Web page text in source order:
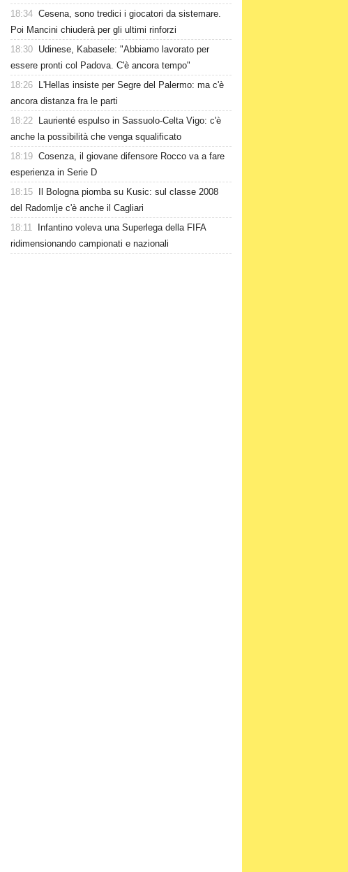
18:34 Cesena, sono tredici i giocatori da sistemare.
Poi Mancini chiuderà per gli ultimi rinforzi
18:30 Udinese, Kabasele: "Abbiamo lavorato per
essere pronti col Padova. C'è ancora tempo"
18:26
L'Hellas insiste per Segre del Palermo: ma c'è
ancora distanza fra le parti
18:22
Laurienté espulso in Sassuolo-Celta Vigo: c'è
anche la possibilità che venga squalificato
18:19 Cosenza, il giovane difensore Rocco va a fare
esperienza in Serie D
18:15
Il Bologna piomba su Kusic: sul classe 2008
del Radomlje c'è anche il Cagliari
18:11
Infantino voleva una Superlega della FIFA
ridimensionando campionati e nazionali